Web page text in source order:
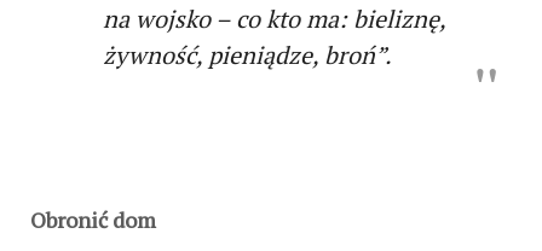
na wojsko – co kto ma: bieliznę,
żywność, pieniądze, broń”.
Obronić dom